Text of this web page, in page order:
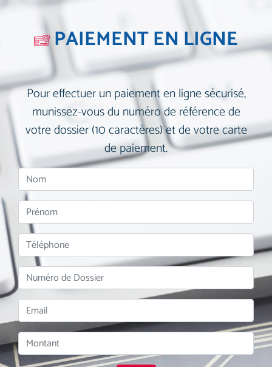
PAIEMENT EN LIGNE
Pour effectuer un paiement en ligne sécurisé,
munissez-vous du numéro de référence de
votre dossier (10 caractères) et de votre carte
de paiement.